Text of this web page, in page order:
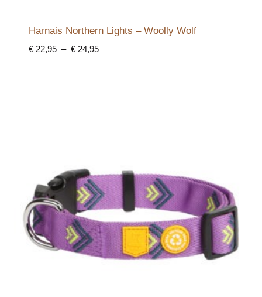
Harnais Northern Lights – Woolly Wolf
€22,95 – €24,95Plage